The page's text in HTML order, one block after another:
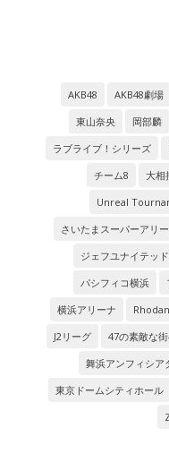
AKB48 AKB48劇場
東山奈央
岡部麟
ラブライブ！シリーズ
チーム8
大相
Unreal
さいたまスーパーアリ
ジェフユナイテッ
パシフィコ横浜
横浜アリーナ
J2リーグ
47の素敵な
舞浜アンフィシア
東京ドームシティホール